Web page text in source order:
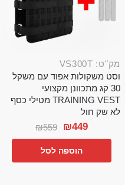
מק"ט: VS300T
וסט משקולות אפוד עם משקל
30 קג מתכוונן מקצועי
TRAINING VEST מטילי כסף
לא שק חול
₪559 ₪449
הוספה לסל